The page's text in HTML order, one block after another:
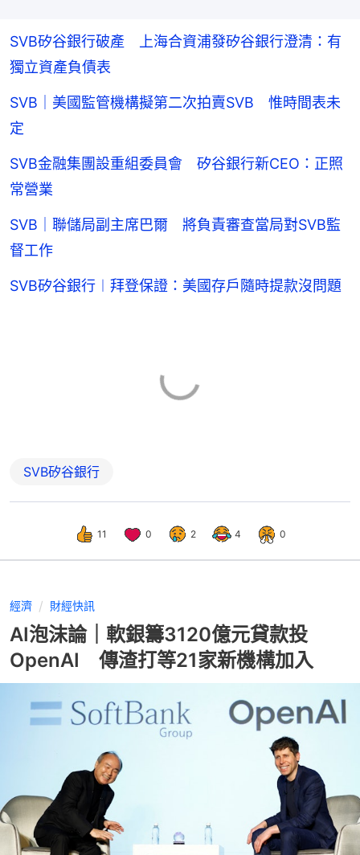
SVB矽谷銀行破產 上海合資浦發矽谷銀行澄清：有
獨立資產負債表
SVB｜美國監管機構擬第二次拍賣SVB 惟時間表未
定
SVB金融集團設重組委員會 矽谷銀行新CEO：正照
常營業
SVB｜聯儲局副主席巴爾 將負責審查當局對SVB監
督工作
SVB矽谷銀行︱拜登保證：美國存戶隨時提款沒問題
SVB矽谷銀行
11 0 2 4 0
經濟 財經快訊
AI泡沫論｜軟銀籌3120億元貸款投
OpenAI 傳渣打等21家新機構加入